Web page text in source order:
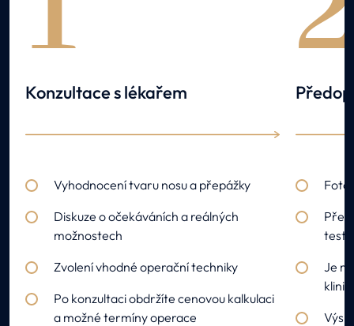
Konzultace s lékařem
Vyhodnocení tvaru nosu a přepážky
Diskuze o očekáváních a reálných
možnostech
Zvolení vhodné operační techniky
Po konzultaci obdržíte cenovou kalkulaci
a možné termíny operace
testy
Je